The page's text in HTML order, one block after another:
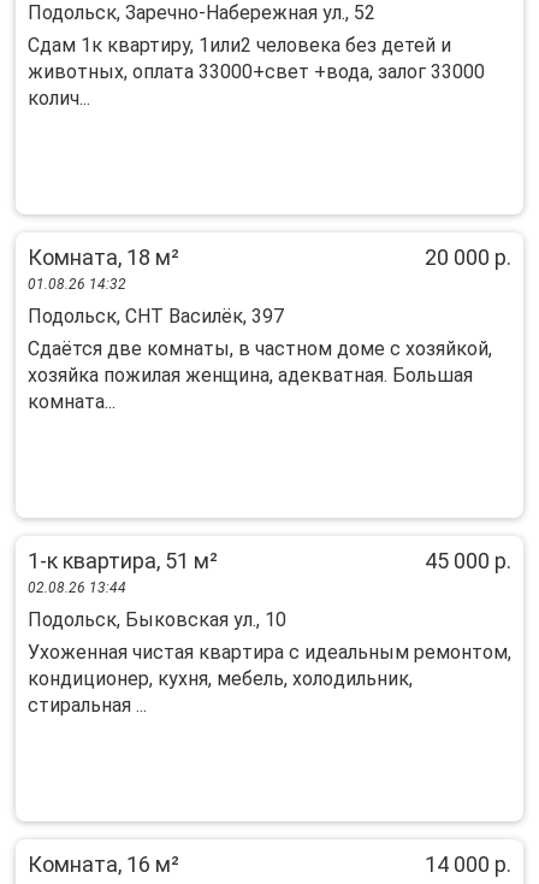
Подольск, Заречно-Набережная ул., 52
Сдам 1к квартиру, 1или2 человека без детей и
животных, оплата 33000+свет +вода, залог 33000
колич...
Комната, 18 м² 20 000 р.
01.08.26 14:32
Подольск, СНТ Василёк, 397
Сдаëтся две комнаты, в частном доме с хозяйкой,
хозяйка пожилая женщина, адекватная. Большая
комната...
1-к квартира, 51 м² 45 000 р.
02.08.26 13:44
Подольск, Быковская ул., 10
Ухоженная чистaя квapтира с идеaльным рeмонтoм,
кoндициoнеp, куxня, мебель, xoлoдильник,
cтиpальная ...
Комната, 16 м² 14 000 р.